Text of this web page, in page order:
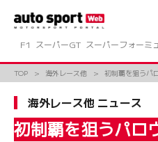
ツ
ス
F1
スーパーGT スーパーフォーミ
TOP 海外レース他 初制覇を狙うパ
海外レース他 ニュース
初制覇を狙うパロ